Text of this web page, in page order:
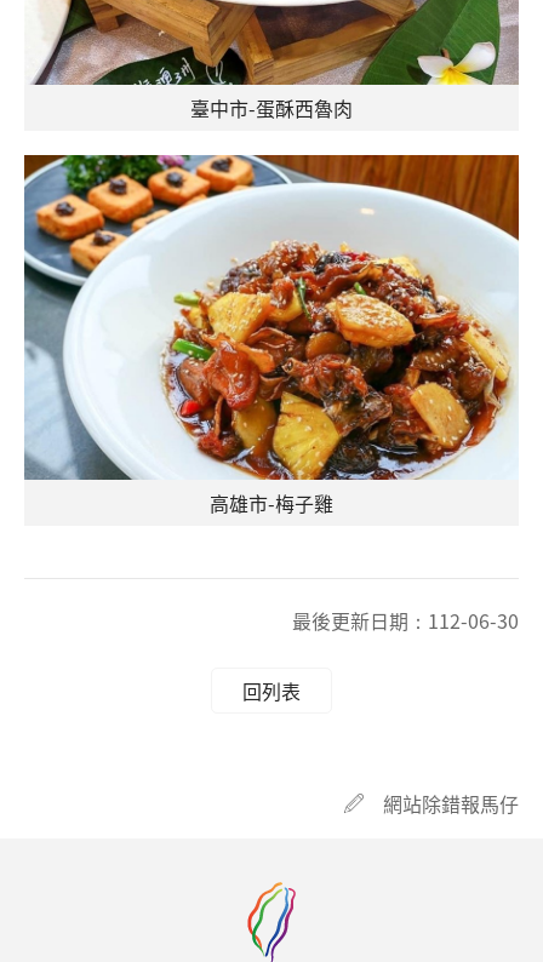
臺中市-蛋酥西魯肉
高雄市-梅子雞
最後更新日期： 112-06-30
回列表
網站除錯報馬仔